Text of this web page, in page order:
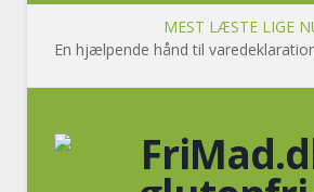
MEST LÆSTE LIGE